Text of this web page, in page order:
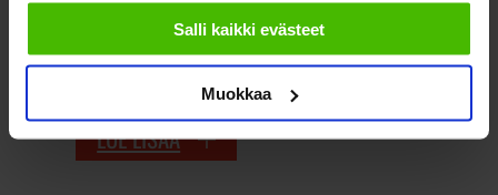
sallimiisi evästeisiin.
Salli kaikki evästeet
Muokkaa
kuluttajien taloutta. Monilta yrityksiltä on
LUE LISÄÄ